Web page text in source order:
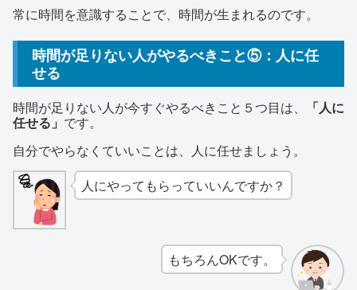
常に時間を意識することで、時間が生まれるのです。
時間が足りない人がやるべきこと⑤：人に任
せる
時間が足りない人が今すぐやるべきこと５つ目は、
「人に
任せる」 です。
自分でやらなくていいことは、人に任せましょう。
人にやってもらっていいんですか？
もちろんOKです。